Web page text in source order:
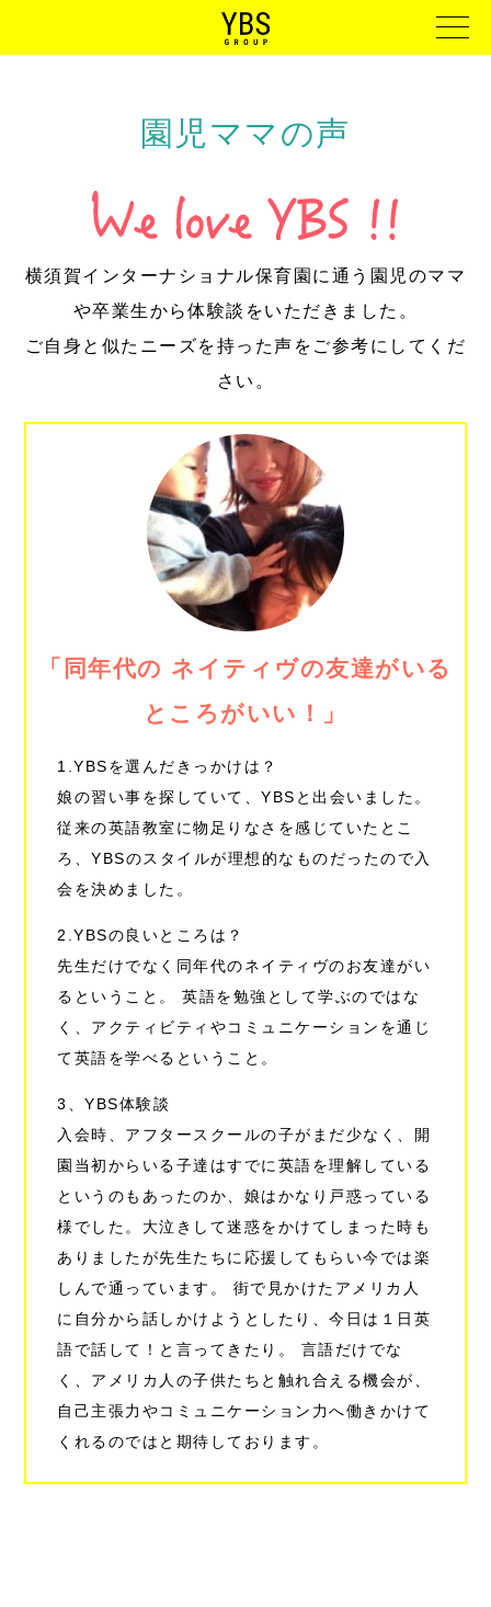
園児ママの声
横須賀インターナショナル保育園に通う園児のママ
や卒業生から体験談をいただきました。
ご自身と似たニーズを持った声をご参考にしてくだ
さい。
「同年代の ネイティヴの友達がいる
ところがいい！」
1.YBSを選んだきっかけは？
娘の習い事を探していて、YBSと出会いました。
従来の英語教室に物足りなさを感じていたとこ
ろ、YBSのスタイルが理想的なものだったので入
会を決めました。
2.YBSの良いところは？
先生だけでなく同年代のネイティヴのお友達がい
るということ。 英語を勉強として学ぶのではな
く、アクティビティやコミュニケーションを通じ
て英語を学べるということ。
3、YBS体験談
入会時、アフタースクールの子がまだ少なく、開
園当初からいる子達はすでに英語を理解している
というのもあったのか、娘はかなり戸惑っている
様でした。大泣きして迷惑をかけてしまった時も
ありましたが先生たちに応援してもらい今では楽
しんで通っています。 街で見かけたアメリカ人
に自分から話しかけようとしたり、今日は１日英
語で話して！と言ってきたり。 言語だけでな
く、アメリカ人の子供たちと触れ合える機会が、
自己主張力やコミュニケーション力へ働きかけて
くれるのではと期待しております。